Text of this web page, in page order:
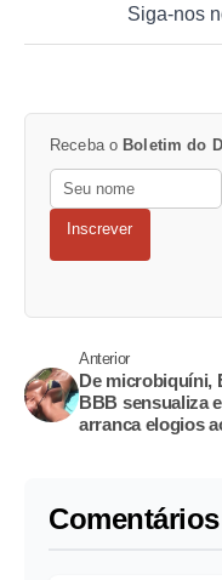
Siga-nos
Receba o Boletim do
Inscrever
Anterior
De microbiquíni,
BBB sensualiza e
arranca elogios